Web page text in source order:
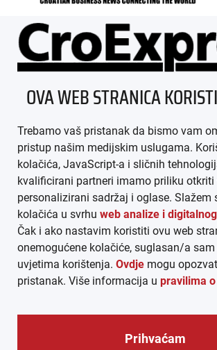
ÜBER UNS
IMPRESSUM
AGB
DATENSCHUTZ
MEDIADATEN
ARHIVA (PDF)
OVA WEB STRANICA
Trebamo vaš pristanak da bismo vam
pristup našim medijskim uslugama.
kolačića, JavaScript-a i sličnih
kvalificirani partneri imamo priliku otkriti
personalizirani sadržaj i oglase. Slažem
kolačića u svrhu web analize i
Čak i ako nastavim koristiti ovu web
onemogućene kolačiće, suglasan/a
uvjetima korištenja. Ovdje mogu
pristanak. Više informacija u pravilima
Prihvaćam